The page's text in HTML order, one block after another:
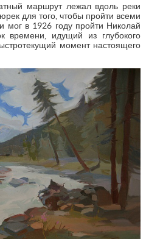
маршрут лежал вдоль реки
для того, чтобы пройти всеми
мог в 1926 году пройти Николай
времени, идущий из глубокого
момент настоящего